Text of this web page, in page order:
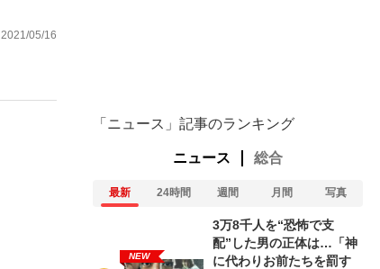
2021/05/16
「ニュース」記事のランキング
ニュース 総合
最新 24時間 週間 月間 写真
NEW
3万8千人を“恐怖で支
配”した男の正体は…「神
に代わりお前たちを罰す